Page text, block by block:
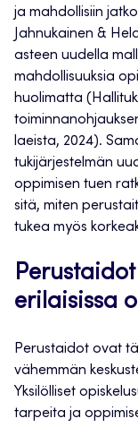
ja mahdollisiin
Jahnukainen &
asteen uudella
mahdollisuuksia
huolimatta
laeista, 2024).
tukijärjestelmän
oppimisen tuen
sitä, miten
tukea myös
erilaisissa
Perustaidot ovat
vähemmän
Yksilölliset
tarpeita ja